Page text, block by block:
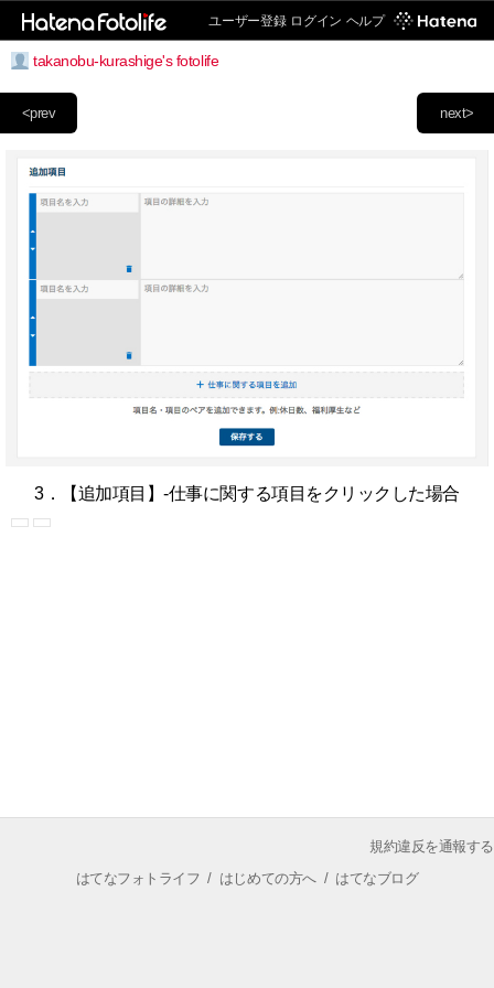
ユーザー登録 ログイン ヘルプ
takanobu-kurashige's fotolife
next>
<prev
3．【追加項目】-仕事に関する項目をクリックした場合
規約違反を通報する
はてなフォトライフ / はじめての方へ/ はてなブログ